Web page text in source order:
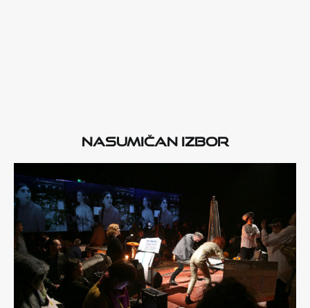
Nasumičan izbor